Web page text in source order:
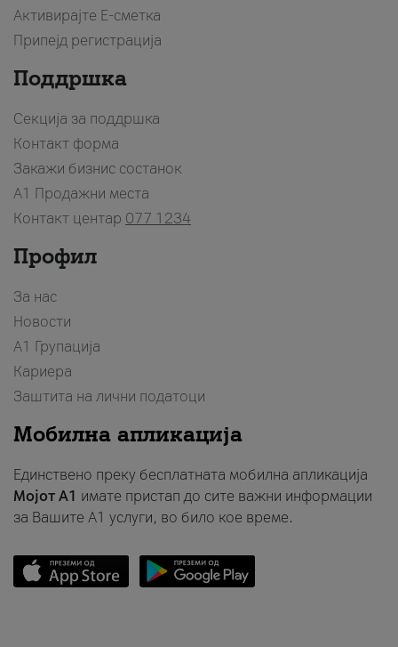
Активирајте Е-сметка
Припејд регистрација
Поддршка
Секција за поддршка
Контакт форма
Закажи бизнис состанок
A1 Продажни места
Контакт центар 077 1234
Профил
За нас
Новости
А1 Групација
Кариера
Заштита на лични податоци
Мобилна апликација
Единствено преку бесплатната мобилна апликација
Мојот A1 имате пристап до сите важни информации
за Вашите A1 услуги, во било кое време.